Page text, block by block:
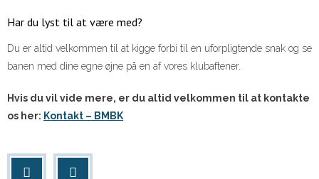
Har du lyst til at være med?
Du er altid velkommen til at kigge forbi til en uforpligtende snak og se
banen med dine egne øjne på en af vores klubaftener.
Hvis du vil vide mere, er du altid velkommen til at kontakte
os her: Kontakt – BMBK